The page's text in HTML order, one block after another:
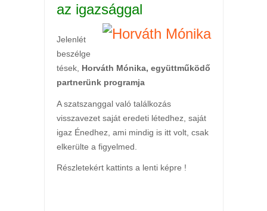
az igazsággal
Jelenlét
beszélge
tések, Horváth Mónika, együttműködő
partnerünk programja
A szatszanggal való találkozás
visszavezet saját eredeti létedhez, saját
igaz Énedhez, ami mindig is itt volt, csak
elkerülte a figyelmed.
Részletekért kattints a lenti képre !